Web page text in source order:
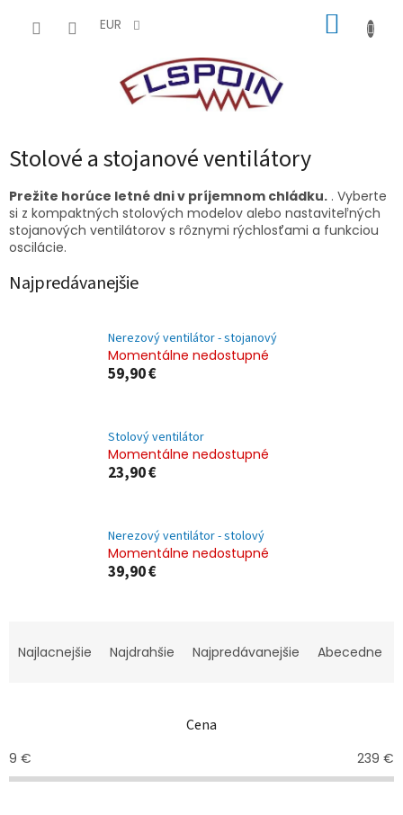
EUR
Stolové a stojanové ventilátory
Prežite horúce letné dni v príjemnom chládku. . Vyberte
si z kompaktných stolových modelov alebo nastaviteľných
stojanových ventilátorov s rôznymi rýchlosťami a funkciou
oscilácie.
Najpredávanejšie
Nerezový ventilátor - stojanový
Momentálne nedostupné
59,90 €
Stolový ventilátor
Momentálne nedostupné
23,90 €
Nerezový ventilátor - stolový
Momentálne nedostupné
39,90 €
e
p
r
Najlacnejšie Najdrahšie Najpredávanejšie Abecedne
Cena
9 € 239 €